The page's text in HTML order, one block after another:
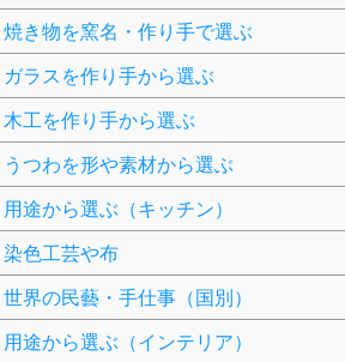
焼き物を窯名・作り手で選ぶ
ガラスを作り手から選ぶ
木工を作り手から選ぶ
うつわを形や素材から選ぶ
用途から選ぶ（キッチン）
染色工芸や布
世界の民藝・手仕事（国別）
用途から選ぶ（インテリア）